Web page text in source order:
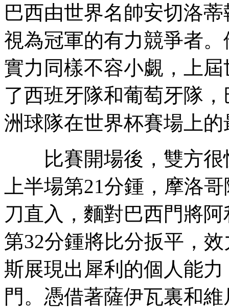
巴西由世界名帥安切洛
視為冠軍的有力競爭者
實力同樣不容小覷，上
了西班牙隊和葡萄牙隊
洲球隊在世界杯賽場上
比賽開場後，雙方很
上半場第21分鍾，摩洛
刀直入，麵對巴西門將
第32分鍾將比分扳平，
斯展現出犀利的個人能
門。憑借著薩伊瓦裏和